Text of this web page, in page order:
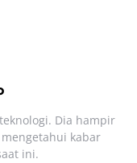
Dia hampir
kabar
ini.